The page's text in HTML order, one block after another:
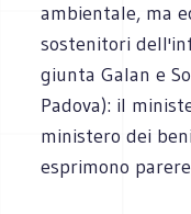
ambientale, ma
sostenitori
giunta Galan e
Padova): il
ministero dei
esprimono